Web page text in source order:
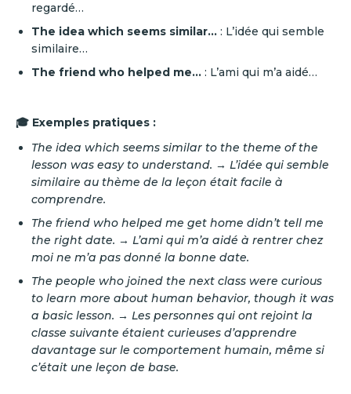
regardé…
The idea which seems similar... : L’idée qui semble
similaire…
The friend who helped me... : L’ami qui m’a aidé…
🎓 Exemples pratiques :
The idea which seems similar to the theme of the
lesson was easy to understand. → L’idée qui semble
similaire au thème de la leçon était facile à
comprendre.
The friend who helped me get home didn’t tell me
the right date. → L’ami qui m’a aidé à rentrer chez
moi ne m’a pas donné la bonne date.
The people who joined the next class were curious
to learn more about human behavior, though it was
a basic lesson. → Les personnes qui ont rejoint la
classe suivante étaient curieuses d’apprendre
davantage sur le comportement humain, même si
c’était une leçon de base.